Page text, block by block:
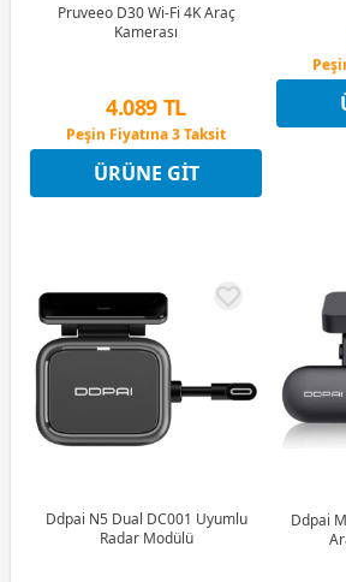
Pruveeo D30 Wi-Fi 4K Araç
Kamerası
4.089 TL
Peşin Fiyatına 3 Taksit
4 Ay x 1.136 TL taksitle
Peşin Fiyatına 3 Taksit
ÜRÜNE GIT
4
Ddpai N5 Dual DC001 Uyumlu
Radar Modülü
Ddpai